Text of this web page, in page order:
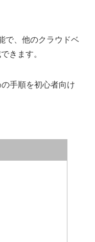
で、他のクラウドベ
きます。
手順を初心者向け